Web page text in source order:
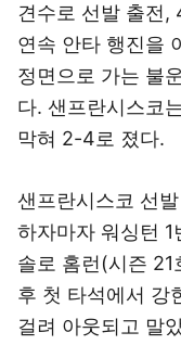
견수로 선발 출전,
연속 안타 행진을
정면으로 가는 불
다. 샌프란시스코
막혀 2-4로 졌다.
샌프란시스코 선
하자마자 워싱턴 1
솔로 홈런(시즌
후 첫 타석에서 강
걸려 아웃되고 말